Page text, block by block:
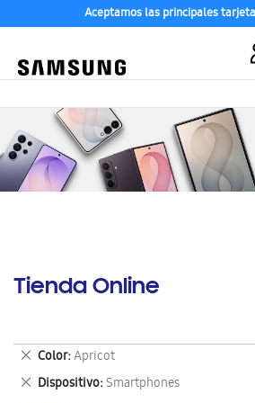
Aceptamos las principales
Tienda Online
Color Apricot
Eliminar
este
artículo
Dispositivo Smartphones
Eliminar